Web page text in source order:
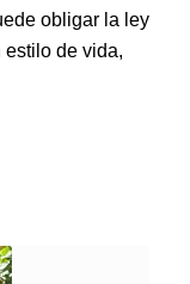
obligar la ley
de vida,